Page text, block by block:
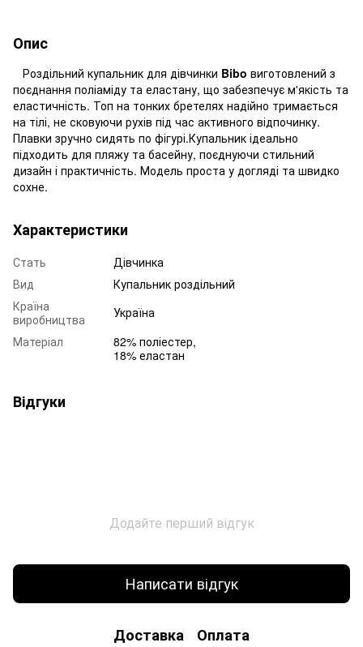
Опис
Роздільний купальник для дівчинки Bibo виготовлений з
поєднання поліаміду та еластану, що забезпечує м'якість та
еластичність. Топ на тонких бретелях надійно тримається
на тілі, не сковуючи рухів під час активного відпочинку.
Плавки зручно сидять по фігурі.Купальник ідеально
підходить для пляжу та басейну, поєднуючи стильний
дизайн і практичність. Модель проста у догляді та швидко
сохне.
Характеристики
Стать
Дівчинка
Вид
Купальник роздільний
Країна
виробництва
Україна
Матеріал
82% поліестер,
18% еластан
Відгуки
Додайте перший відгук
Написати відгук
Доставка Оплата